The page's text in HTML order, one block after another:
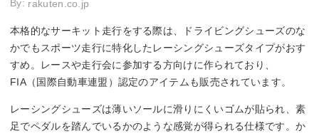
By: rakuten.co.jp
本格的なサーキット走行をする際は、ドライビングシューズのな
かでもスポーツ走行に特化したレーシングシューズタイプがおす
すめ。レースや走行会に参加する方向けに作られており、
FIA（国際自動車連盟）認定のアイテムも販売されています。
レーシングシューズは薄いソールに滑りにくいゴムが貼られ、素
足でペダルを踏んでいるかのような感覚が得られる仕様です。か